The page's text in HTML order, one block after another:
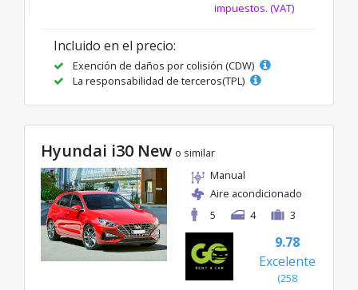
impuestos. (VAT)
Incluido en el precio:
Exención de daños por colisión (CDW)
La responsabilidad de terceros(TPL)
Hyundai i30 New o similar
Manual
Aire acondicionado
5
4 3
9.78
Excelente
(258